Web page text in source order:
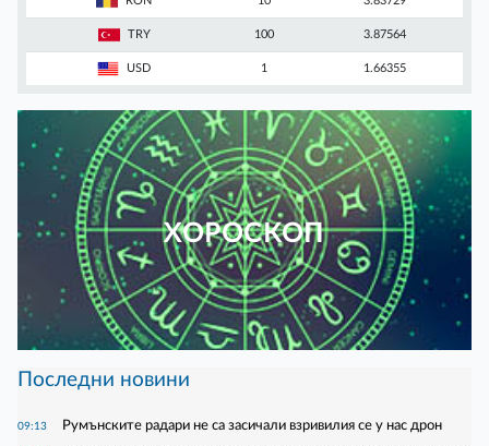
TRY 100 3.87564
USD 1 1.66355
ХОРОСКОП
Последни новини
09:13 Румънските радари не са засичали взривилия се у нас дрон